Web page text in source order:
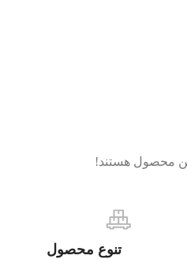
محصول هستند!
تنوع محصول